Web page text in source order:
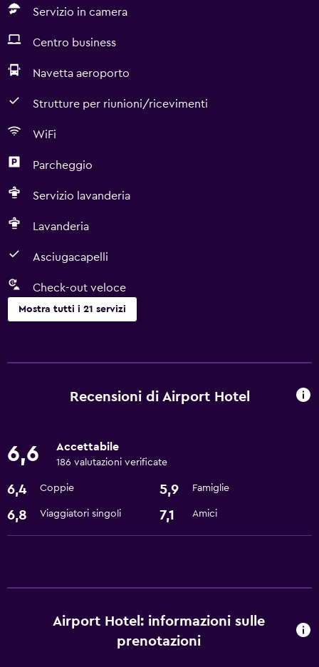
Servizio in camera
Centro business
Navetta aeroporto
Strutture per riunioni/ricevimenti
WiFi
Parcheggio
Servizio lavanderia
Lavanderia
Asciugacapelli
Check-out veloce
Mostra tutti i 21 servizi
Bancomat
Cambio valuta in loco
Parcheggio
Accessibilità
Recensioni di Airport Hotel
6,6 Accettabile
186 valutazioni verificate
6,4 Coppie 5,9 Famiglie
6,8 Viaggiatori singoli 7,1 Amici
Airport Hotel: informazioni sulle
prenotazioni